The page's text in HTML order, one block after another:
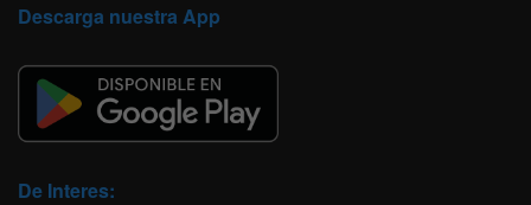
Descarga nuestra App
De Interes: